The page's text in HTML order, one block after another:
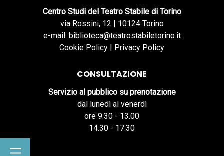
Centro Studi del Teatro Stabile di Torino
via Rossini, 12 | 10124 Torino
e-mail: biblioteca@teatrostabiletorino.it
Cookie Policy | Privacy Policy
CONSULTAZIONE
Servizio al pubblico su prenotazione
dal lunedì al venerdì
ore 9.30 - 13.00
14.30 - 17.30